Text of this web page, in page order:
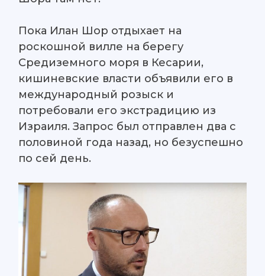
Пока Илан Шор отдыхает на
роскошной вилле на берегу
Средиземного моря в Кесарии,
кишиневские власти объявили его в
международный розыск и
потребовали его экстрадицию из
Израиля. Запрос был отправлен два с
половиной года назад, но безуспешно
по сей день.